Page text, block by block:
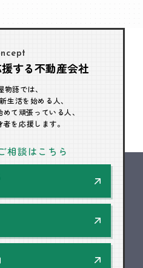
する不動産会社
物語では、
生活を始める人、
て頑張っている人、
を応援します。
相談はこちら